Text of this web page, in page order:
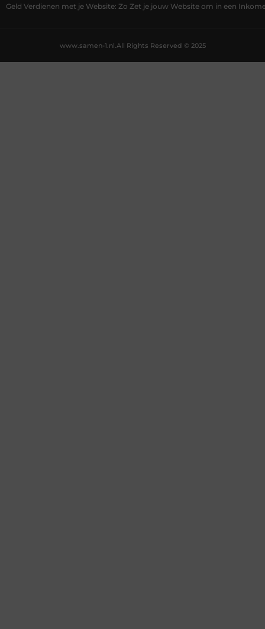
Geld Verdienen met je Website: Zo Zet je jouw Website om in een
All Rights Reserved © 2025
www.samen-1.nl.